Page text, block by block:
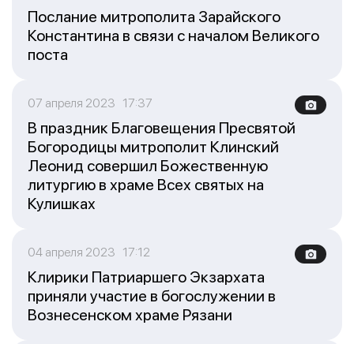
Послание митрополита Зарайского
Константина в связи с началом Великого
поста
07 апреля 2023 17:37
В праздник Благовещения Пресвятой
Богородицы митрополит Клинский
Леонид совершил Божественную
литургию в храме Всех святых на
Кулишках
04 апреля 2023 17:12
Клирики Патриаршего Экзархата
приняли участие в богослужении в
Вознесенском храме Рязани